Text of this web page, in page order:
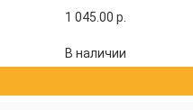
1 045.00 р.
В наличии